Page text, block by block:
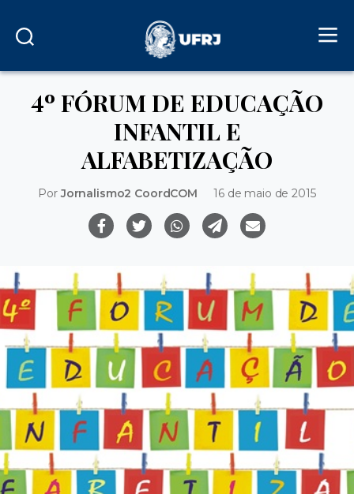
4º FÓRUM DE EDUCAÇÃO
INFANTIL E
ALFABETIZAÇÃO
PorJornalismo2 CoordCOM 16 de maio de 2015